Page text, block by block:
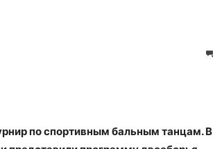
по спортивным бальным танцам. В